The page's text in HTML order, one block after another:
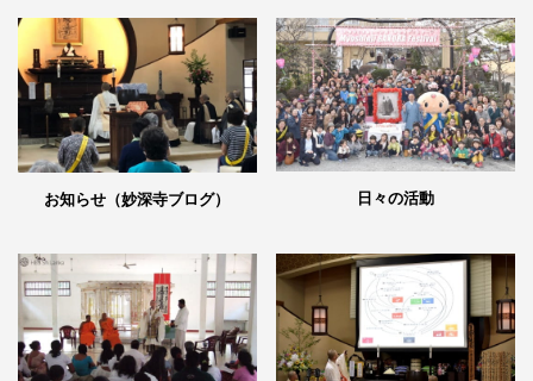
お知らせ（妙深寺ブログ） 日々の活動